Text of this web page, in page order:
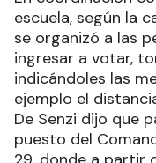
escuela, según la
se organizó a las
ingresar a votar,
indicándoles las
ejemplo el
De Senzi dijo que
puesto del